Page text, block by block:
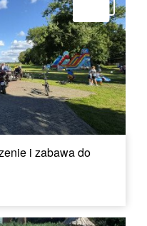
i zabawa do